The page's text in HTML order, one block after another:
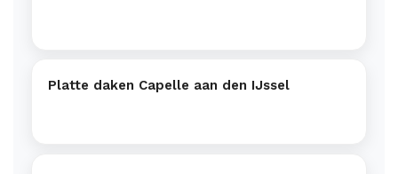
Platte daken Capelle aan den IJssel